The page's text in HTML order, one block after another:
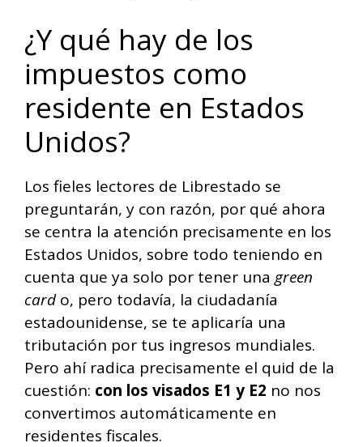
¿Y qué hay de los
impuestos como
residente en Estados
Unidos?
Los fieles lectores de Librestado se
preguntarán, y con razón, por qué ahora
se centra la atención precisamente en los
Estados Unidos, sobre todo teniendo en
cuenta que ya solo por tener una green
cardo, pero todavía, la ciudadanía
estadounidense, se te aplicaría una
tributación por tus ingresos mundiales.
Pero ahí radica precisamente el quid de la
cuestión: con los visados E1 y E2 no nos
convertimos automáticamente en
residentes fiscales.